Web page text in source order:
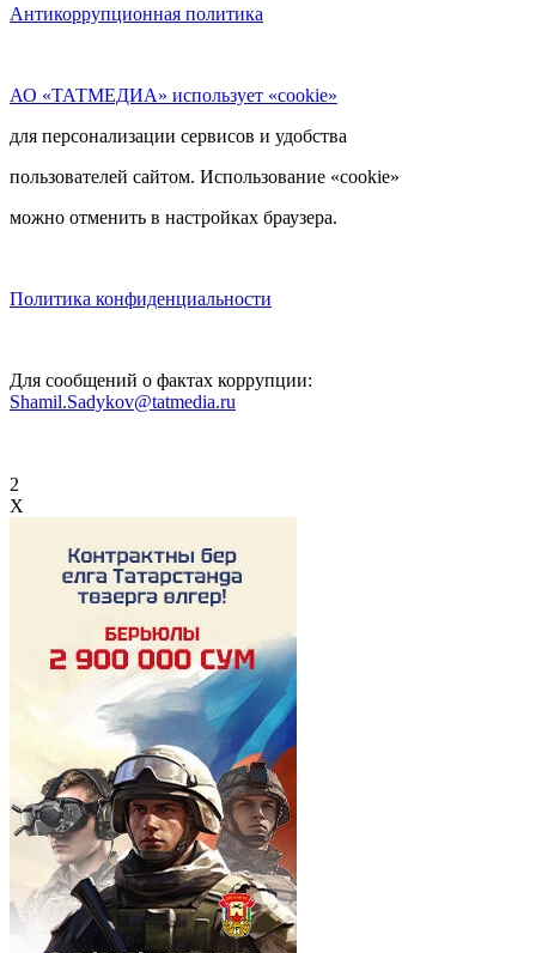
Антикоррупционная политика
АО «ТАТМЕДИА» использует «cookie»
для персонализации сервисов и удобства
пользователей сайтом. Использование «cookie»
можно отменить в настройках браузера.
Политика конфиденциальности
Для сообщений о фактах коррупции:
Shamil.Sadykov@tatmedia.ru
2
X